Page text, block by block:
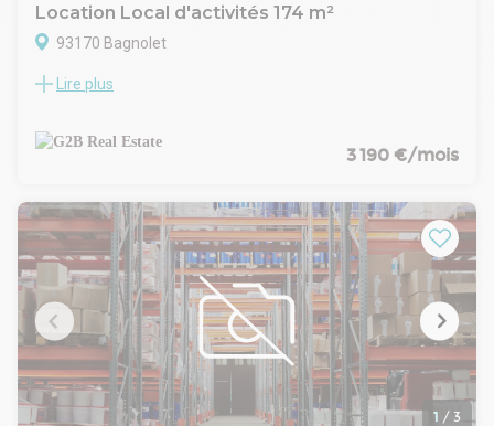
Location Local d'activités 174 m²
93170 Bagnolet
Situé dans un parc clôturé et sécurisé à Bagnolet, ce
pour accueillir artisans, PME ou logisticiens urbains. Le parc
est entièrement clos, avec portail motorisé, voirie enrobée
bardage, couverture en bac acier, éclairage LED, et
équipements complets par cellule. À seulement quelques
minutes du périphérique parisien et de l’autoroute A3, ce site
bénéficie d’une accessibilité exceptionnelle.
L'ensemble est signé Archicrea pour la partie architecture et
Yuman Immobilier pour la maitrise d'ouvrage.
Lire plus
3 190 €/mois
1 / 3